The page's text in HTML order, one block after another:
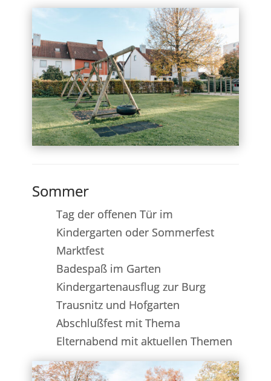
Sommer
Tag der offenen Tür im
Kindergarten oder Sommerfest
Marktfest
Badespaß im Garten
Kindergartenausflug zur Burg
Trausnitz und Hofgarten
Abschlußfest mit Thema
Elternabend mit aktuellen Themen